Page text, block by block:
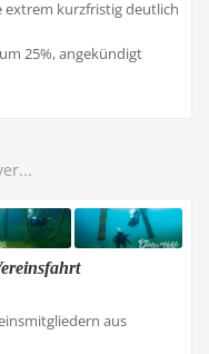
extrem kurzfristig deutlich
25%, angekündigt
aus